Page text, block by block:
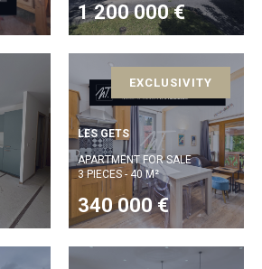
1 200 000 €
EXCLUSIVITY
LES GETS
APARTMENT FOR SALE
3 PIECES - 40 M²
340 000 €